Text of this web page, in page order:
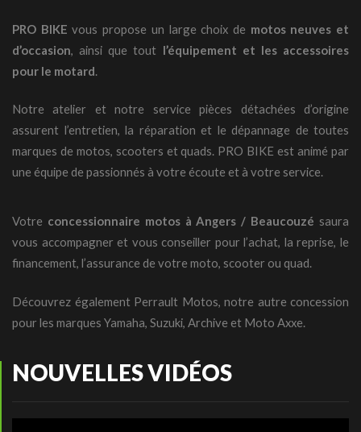
PRO BIKE vous propose un large choix de motos neuves et
d’occasion, ainsi que tout l’équipement et les accessoires
pour le motard.
Notre atelier et notre service pièces détachées d’origine
assurent l’entretien, la réparation et le dépannage de toutes
marques de motos, scooters et quads. PRO BIKE est animé par
une équipe de passionnés à votre écoute et à votre service.
Votre concessionnaire motos à Angers / Beaucouzé saura
vous accompagner et vous conseiller pour l’achat, la reprise, le
financement, l’assurance de votre moto, scooter ou quad.
Découvrez également Perrault Motos, notre autre concession
pour les marques Yamaha, Suzuki, Archive et Moto Axxe.
NOUVELLES VIDÉOS